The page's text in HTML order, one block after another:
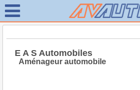
E A S Automobiles
Aménageur automobile